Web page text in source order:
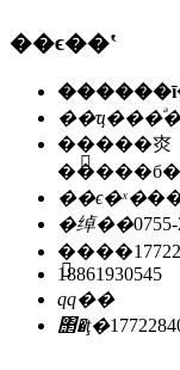
��ϵ��ʽ
��ҵ���ͣ�
��ַ���㶫
��ϵ�ˣ�
�绰��
�ֻ���
18861930545
qq��
΢�ţ�